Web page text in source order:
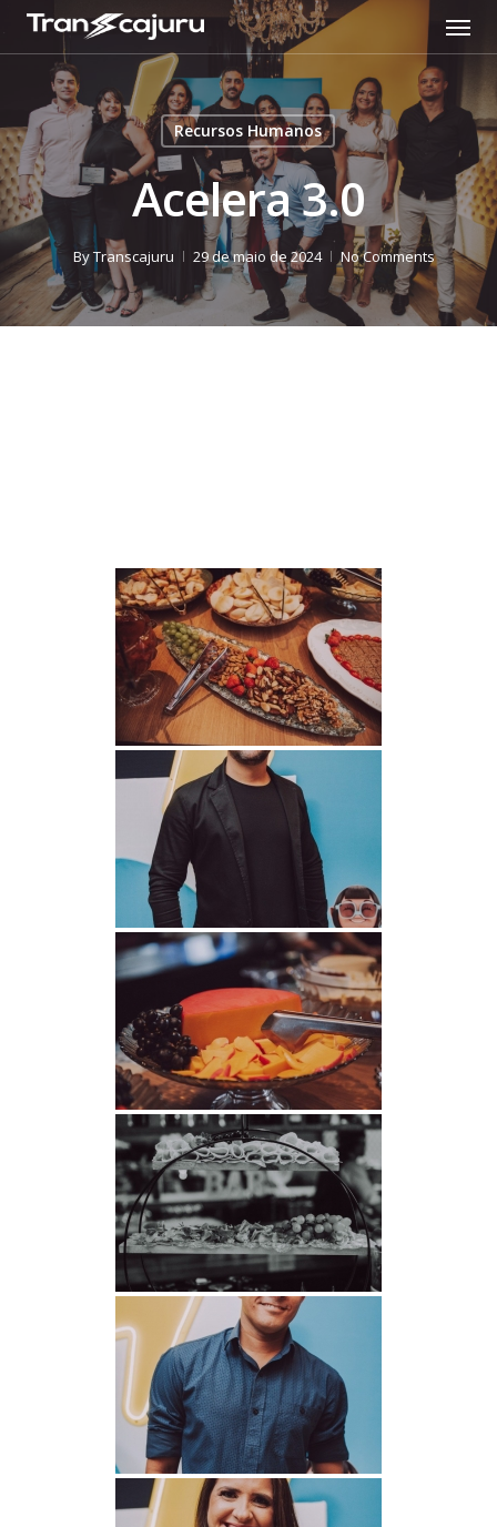
Recursos Humanos
Acelera 3.0
ByTranscajuru 29 de maio de 2024 No Comments